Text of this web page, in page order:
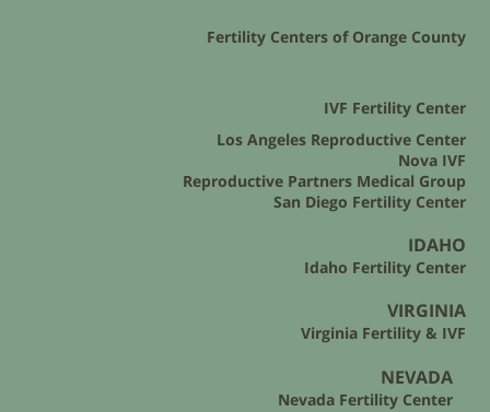
NEVADA
Nevada Fertility Center
Fertility Centers of Orange County
IVF Fertility Center
Los Angeles Reproductive Center
Nova IVF
Reproductive Partners Medical Group
San Diego Fertility Center
IDAHO
Idaho Fertility Center
VIRGINIA
Virginia Fertility & IVF